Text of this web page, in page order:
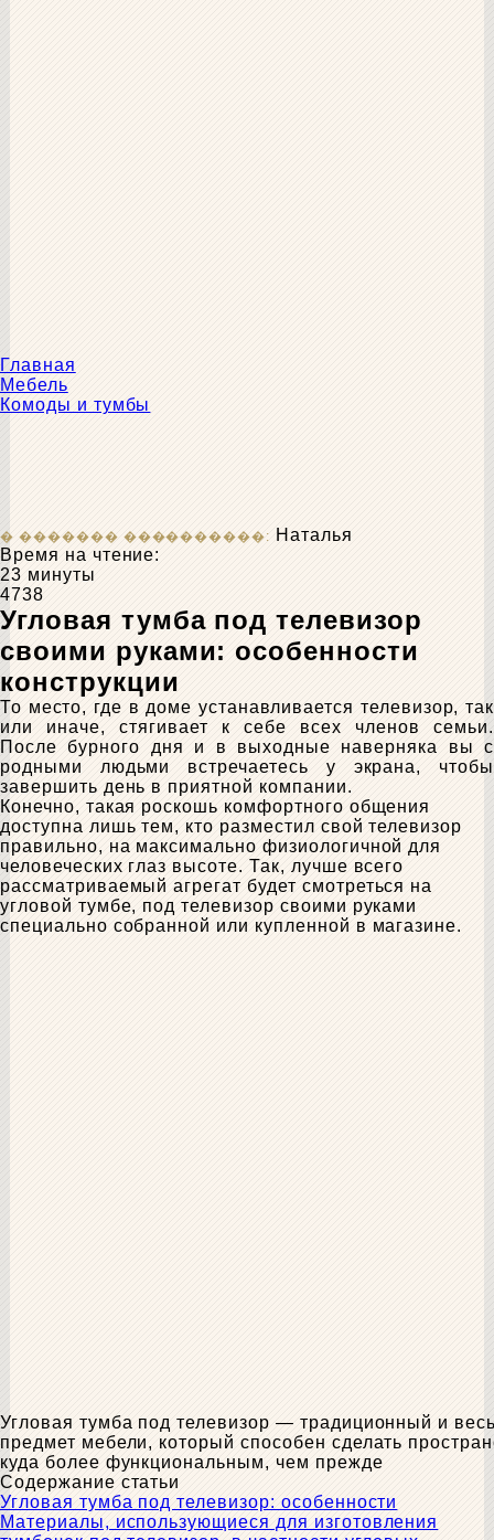
Главная
Мебель
Комоды и тумбы
Наталья
Время на чтение:
23 минуты
4738
Угловая тумба под телевизор
своими руками: особенности
конструкции
То место, где в доме устанавливается телевизор, так
или иначе, стягивает к себе всех членов семьи.
После бурного дня и в выходные наверняка вы с
родными людьми встречаетесь у экрана, чтобы
завершить день в приятной компании.
Конечно, такая роскошь комфортного общения
доступна лишь тем, кто разместил свой телевизор
правильно, на максимально физиологичной для
человеческих глаз высоте. Так, лучше всего
рассматриваемый агрегат будет смотреться на
угловой тумбе, под телевизор своими руками
специально собранной или купленной в магазине.
Угловая тумба под телевизор — традиционный и
предмет мебели, который способен сделать
куда более функциональным, чем прежде
Содержание статьи
Угловая тумба под телевизор: особенности
Материалы, использующиеся для изготовления